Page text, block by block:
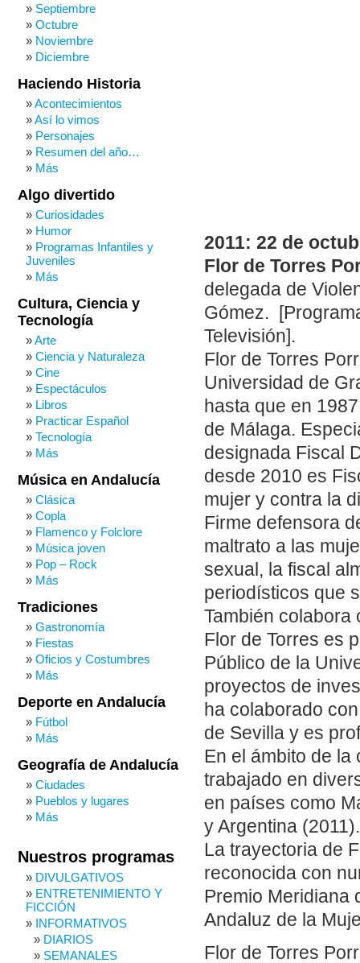
2011: 22 de
Flor de Torres
delegada de
Gómez.
Televisión].
Flor de Torres
Universidad de
hasta que en
de Málaga.
designada Fiscal
desde 2010 es
mujer y contra la
Firme defensora
maltrato a las
sexual, la fiscal
periodísticos que
También
Flor de Torres es
Público de la
proyectos de
ha colaborado
de Sevilla y es
En el ámbito de
trabajado en
en países como
y Argentina (2011).
La trayectoria de
reconocida con
Premio Meridiana
Andaluz de la
Flor de Torres
Septiembre
Octubre
Noviembre
Diciembre
Haciendo Historia
Acontecimientos
Así lo vimos
Personajes
Resumen del año…
Más
Algo divertido
Curiosidades
Humor
Programas Infantiles y
Juveniles
Más
Cultura, Ciencia y
Tecnología
Arte
Ciencia y Naturaleza
Cine
Espectáculos
Libros
Practicar Español
Tecnología
Más
Música en Andalucía
Clásica
Copla
Flamenco y Folclore
Música joven
Pop – Rock
Más
Tradiciones
Gastronomía
Fiestas
Oficios y Costumbres
Más
Deporte en Andalucía
Fútbol
Más
Geografía de Andalucía
Ciudades
Pueblos y lugares
Más
Nuestros programas
DIVULGATIVOS
ENTRETENIMIENTO Y
FICCIÓN
INFORMATIVOS
DIARIOS
SEMANALES